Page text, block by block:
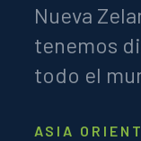
Nueva
tenemos
todo el
ASIA